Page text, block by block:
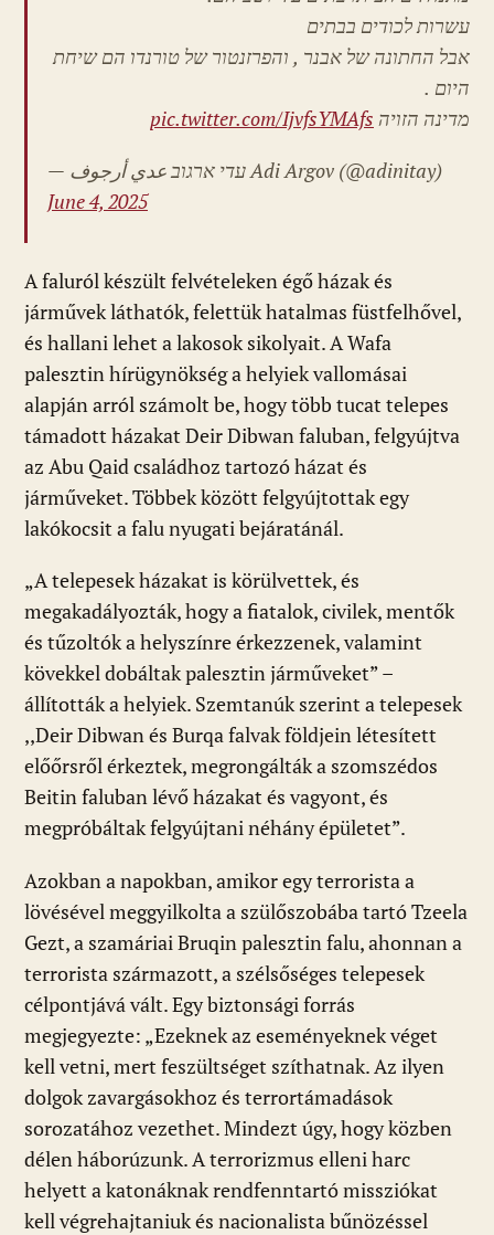
עשרות לכודים בבתים
אבל החתונה של אבנר , והפרזנטור של טורנדו הם שיחת
היום .
מדינה הזויה pic.twitter.com/IjvfsYMAfs
— עדי ארגוב عدي أرجوف Adi Argov (@adinitay)
June 4, 2025
A faluról készült felvételeken égő házak és
járművek láthatók, felettük hatalmas füstfelhővel,
és hallani lehet a lakosok sikolyait. A Wafa
palesztin hírügynökség a helyiek vallomásai
alapján arról számolt be, hogy több tucat telepes
támadott házakat Deir Dibwan faluban, felgyújtva
az Abu Qaid családhoz tartozó házat és
járműveket. Többek között felgyújtottak egy
lakókocsit a falu nyugati bejáratánál.
„A telepesek házakat is körülvettek, és
megakadályozták, hogy a fiatalok, civilek, mentők
és tűzoltók a helyszínre érkezzenek, valamint
kövekkel dobáltak palesztin járműveket” –
állították a helyiek. Szemtanúk szerint a telepesek
,,Deir Dibwan és Burqa falvak földjein létesített
előőrsről érkeztek, megrongálták a szomszédos
Beitin faluban lévő házakat és vagyont, és
megpróbáltak felgyújtani néhány épületet”.
Azokban a napokban, amikor egy terrorista a
lövésével meggyilkolta a szülőszobába tartó Tzeela
Gezt, a szamáriai Bruqin palesztin falu, ahonnan a
terrorista származott, a szélsőséges telepesek
célpontjává vált. Egy biztonsági forrás
megjegyezte: „Ezeknek az eseményeknek véget
kell vetni, mert feszültséget szíthatnak. Az ilyen
dolgok zavargásokhoz és terrortámadások
sorozatához vezethet. Mindezt úgy, hogy közben
délen háborúzunk. A terrorizmus elleni harc
helyett a katonáknak rendfenntartó missziókat
kell végrehajtaniuk és nacionalista bűnözéssel